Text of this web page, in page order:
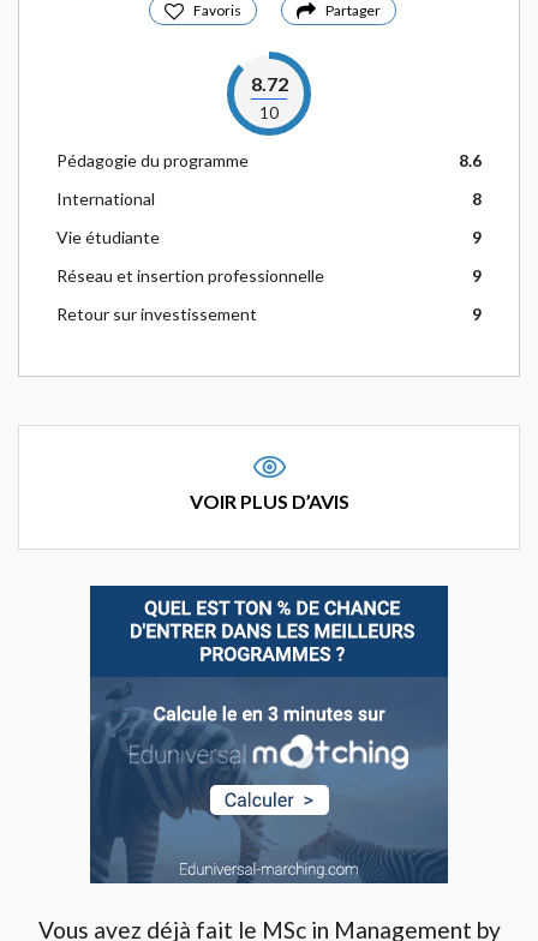
Favoris Partager
8.72
10
Pédagogie du programme
8.6
International
8
Vie étudiante
9
Réseau et insertion professionnelle
9
Retour sur investissement
9
VOIR PLUS D’AVIS
Vous avez déjà fait le MSc in Management by